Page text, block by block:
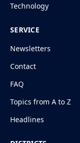
Technology
SERVICE
Newsletters
Contact
FAQ
Topics from A to Z
Headlines